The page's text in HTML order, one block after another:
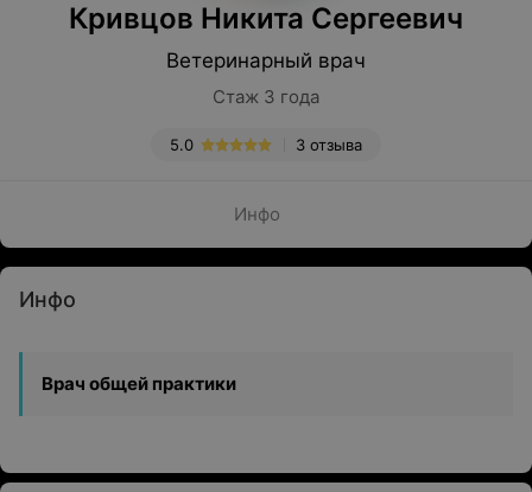
Кривцов Никита Сергеевич
Ветеринарный врач
Стаж 3 года
3 отзыва
5.0
Инфо
Инфо
Врач общей практики